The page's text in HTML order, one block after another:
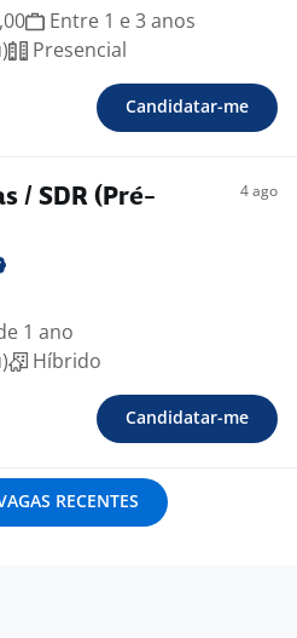
Entre 1 e 3 anos
Presencial
Candidatar-me
/ SDR (Pré-
4 ago
1 ano
Híbrido
Candidatar-me
RECENTES